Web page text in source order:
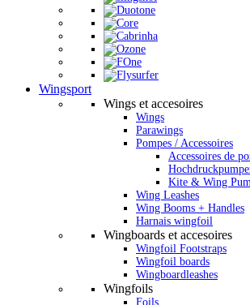
Wingsport
Wings et accesoires
Wings
Parawings
Pompes / Accessoires
Accessoires de
Kite & Wing
Wing Leashes
Wing Booms + Handles
Harnais wingfoil
Wingboards et accesoires
Wingfoil Footstraps
Wingfoil boards
Wingboardleashes
Wingfoils
Foils